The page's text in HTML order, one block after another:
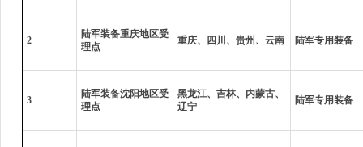
2
陆军装备重庆地区受
理点
重庆、四川、贵州、云南 陆军专用装备
3
陆军装备沈阳地区受
理点
黑龙江、吉林、内蒙古、
辽宁
陆军专用装备